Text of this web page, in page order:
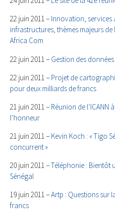
22 juin 2011 – Innovation, services
infrastructures, thèmes majeurs
Africa Com
22 juin 2011 – Gestion des
22 juin 2011 – Projet de
pour deux milliards de francs
21 juin 2011 – Réunion de l’ICANN
l’honneur
21 juin 2011 – Kevin Koch : « Tigo
concurrent »
20 juin 2011 –Téléphonie : Bientôt
Sénégal
19 juin 2011 –Artp : Questions sur
francs